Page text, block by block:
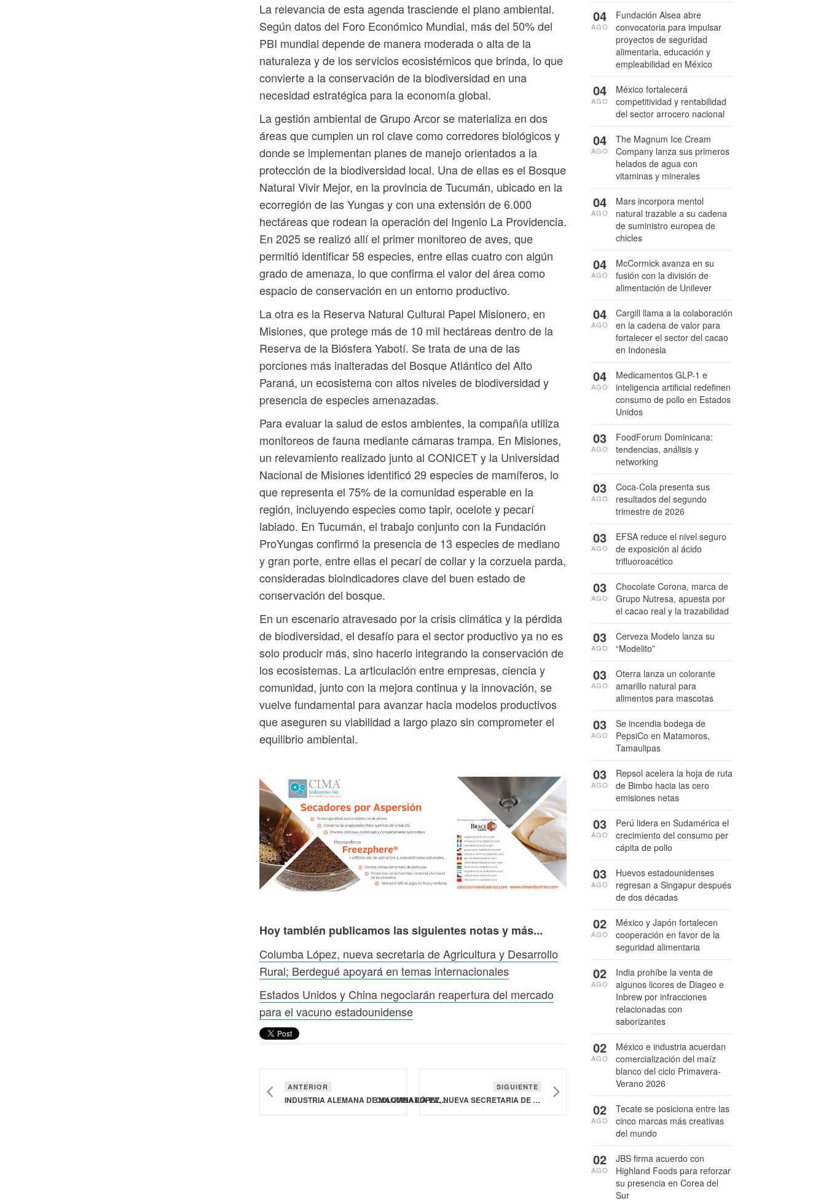
La relevancia de esta agenda trasciende el plano ambiental.
Según datos del Foro Económico Mundial, más del 50% del
PBI mundial depende de manera moderada o alta de la
naturaleza y de los servicios ecosistémicos que brinda, lo que
convierte a la conservación de la biodiversidad en una
necesidad estratégica para la economía global.
La gestión ambiental de Grupo Arcor se materializa en dos
áreas que cumplen un rol clave como corredores biológicos y
donde se implementan planes de manejo orientados a la
protección de la biodiversidad local. Una de ellas es el Bosque
Natural Vivir Mejor, en la provincia de Tucumán, ubicado en la
ecorregión de las Yungas y con una extensión de 6.000
hectáreas que rodean la operación del Ingenio La Providencia.
En 2025 se realizó allí el primer monitoreo de aves, que
permitió identificar 58 especies, entre ellas cuatro con algún
grado de amenaza, lo que confirma el valor del área como
espacio de conservación en un entorno productivo.
La otra es la Reserva Natural Cultural Papel Misionero, en
Misiones, que protege más de 10 mil hectáreas dentro de la
Reserva de la Biósfera Yabotí. Se trata de una de las
porciones más inalteradas del Bosque Atlántico del Alto
Paraná, un ecosistema con altos niveles de biodiversidad y
presencia de especies amenazadas.
Para evaluar la salud de estos ambientes, la compañía utiliza
monitoreos de fauna mediante cámaras trampa. En Misiones,
un relevamiento realizado junto al CONICET y la Universidad
Nacional de Misiones identificó 29 especies de mamíferos, lo
que representa el 75% de la comunidad esperable en la
región, incluyendo especies como tapir, ocelote y pecarí
labiado. En Tucumán, el trabajo conjunto con la Fundación
ProYungas confirmó la presencia de 13 especies de mediano
y gran porte, entre ellas el pecarí de collar y la corzuela parda,
consideradas bioindicadores clave del buen estado de
conservación del bosque.
En un escenario atravesado por la crisis climática y la pérdida
de biodiversidad, el desafío para el sector productivo ya no es
solo producir más, sino hacerlo integrando la conservación de
los ecosistemas. La articulación entre empresas, ciencia y
comunidad, junto con la mejora continua y la innovación, se
vuelve fundamental para avanzar hacia modelos productivos
que aseguren su viabilidad a largo plazo sin comprometer el
equilibrio ambiental.
Hoy también publicamos las siguientes notas y más...
Columba López, nueva secretaria de Agricultura y Desarrollo
Rural; Berdegué apoyará en temas internacionales
Estados Unidos y China negociarán reapertura del mercado
para el vacuno estadounidense
ANTERIOR
INDUSTRIA ALEMANA DE MAQUINARIA PARA PROCESAMIENTO DE ALIMENTOS Y ENVASADO ALCANZA LOS 17 MIL MDE EN 2025
SIGUIENTE
COLUMBA LÓPEZ, NUEVA SECRETARIA DE AGRICULTURA Y DESARROLLO RURAL; BERDEGUÉ APOYARÁ EN TEMAS INTERNACIONALES
Fundación Alsea abre
convocatoria para impulsar
proyectos de seguridad
alimentaria, educación y
empleabilidad en México
04
AGO
México fortalecerá
competitividad y rentabilidad
del sector arrocero nacional
04
AGO
The Magnum Ice Cream
Company lanza sus primeros
helados de agua con
vitaminas y minerales
04
AGO
Mars incorpora mentol
natural trazable a su cadena
de suministro europea de
chicles
04
AGO
McCormick avanza en su
fusión con la división de
alimentación de Unilever
04
AGO
Cargill llama a la colaboración
en la cadena de valor para
fortalecer el sector del cacao
en Indonesia
04
AGO
Medicamentos GLP-1 e
inteligencia artificial redefinen
consumo de pollo en Estados
Unidos
04
AGO
FoodForum Dominicana:
tendencias, análisis y
networking
03
AGO
Coca-Cola presenta sus
resultados del segundo
trimestre de 2026
03
AGO
EFSA reduce el nivel seguro
de exposición al ácido
trifluoroacético
03
AGO
Chocolate Corona, marca de
Grupo Nutresa, apuesta por
el cacao real y la trazabilidad
03
AGO
Cerveza Modelo lanza su
“Modelito”
03
AGO
Oterra lanza un colorante
amarillo natural para
alimentos para mascotas
03
AGO
Se incendia bodega de
PepsiCo en Matamoros,
Tamaulipas
03
AGO
Repsol acelera la hoja de ruta
de Bimbo hacia las cero
emisiones netas
03
AGO
Perú lidera en Sudamérica el
crecimiento del consumo per
cápita de pollo
03
AGO
Huevos estadounidenses
regresan a Singapur después
de dos décadas
03
AGO
México y Japón fortalecen
cooperación en favor de la
seguridad alimentaria
02
AGO
India prohíbe la venta de
algunos licores de Diageo e
Inbrew por infracciones
relacionadas con
saborizantes
02
AGO
México e industria acuerdan
comercialización del maíz
blanco del ciclo Primavera-
Verano 2026
02
AGO
Tecate se posiciona entre las
cinco marcas más creativas
del mundo
02
AGO
JBS firma acuerdo con
Highland Foods para reforzar
su presencia en Corea del
Sur
02
AGO